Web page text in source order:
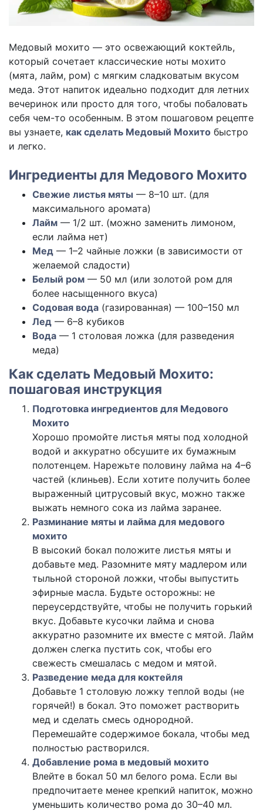
Медовый мохито — это освежающий коктейль,
который сочетает классические ноты мохито
(мята, лайм, ром) с мягким сладковатым вкусом
меда. Этот напиток идеально подходит для летних
вечеринок или просто для того, чтобы побаловать
себя чем-то особенным. В этом пошаговом рецепте
вы узнаете, как сделать Медовый Мохито быстро
и легко.
Ингредиенты для Медового Мохито
Свежие листья мяты — 8–10 шт. (для
максимального аромата)
Лайм — 1/2 шт. (можно заменить лимоном,
если лайма нет)
Мед — 1–2 чайные ложки (в зависимости от
желаемой сладости)
Белый ром — 50 мл (или золотой ром для
более насыщенного вкуса)
Содовая вода (газированная) — 100–150 мл
Лед — 6–8 кубиков
Вода — 1 столовая ложка (для разведения
меда)
Как сделать Медовый Мохито:
пошаговая инструкция
Подготовка ингредиентов для Медового
Мохито
Хорошо промойте листья мяты под холодной
водой и аккуратно обсушите их бумажным
полотенцем. Нарежьте половину лайма на 4–6
частей (клиньев). Если хотите получить более
выраженный цитрусовый вкус, можно также
выжать немного сока из лайма заранее.
Разминание мяты и лайма для медового
мохито
В высокий бокал положите листья мяты и
добавьте мед. Разомните мяту мадлером или
тыльной стороной ложки, чтобы выпустить
эфирные масла. Будьте осторожны: не
переусердствуйте, чтобы не получить горький
вкус. Добавьте кусочки лайма и снова
аккуратно разомните их вместе с мятой. Лайм
должен слегка пустить сок, чтобы его
свежесть смешалась с медом и мятой.
Разведение меда для коктейля
Добавьте 1 столовую ложку теплой воды (не
горячей!) в бокал. Это поможет растворить
мед и сделать смесь однородной.
Перемешайте содержимое бокала, чтобы мед
полностью растворился.
Добавление рома в медовый мохито
Влейте в бокал 50 мл белого рома. Если вы
предпочитаете менее крепкий напиток, можно
уменьшить количество рома до 30–40 мл.